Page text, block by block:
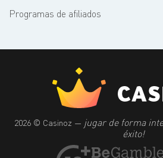
Programas de afiliados
2026 © Casinoz — jugar de forma
éxito!